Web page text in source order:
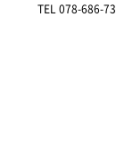
TEL 078-686-